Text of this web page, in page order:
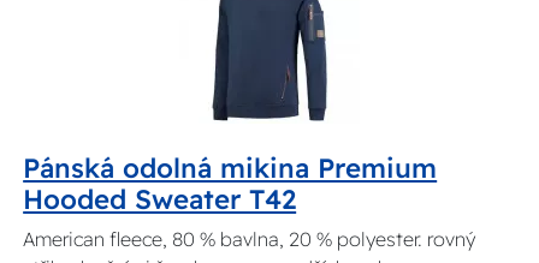
Pánská odolná mikina Premium
Hooded Sweater T42
American fleece, 80 % bavlna, 20 % polyester. rovný